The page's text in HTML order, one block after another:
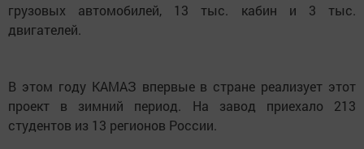
грузовых автомобилей, 13 тыс. кабин и 3 тыс.
двигателей.
В этом году КАМАЗ впервые в стране реализует этот
проект в зимний период. На завод приехало 213
студентов из 13 регионов России.